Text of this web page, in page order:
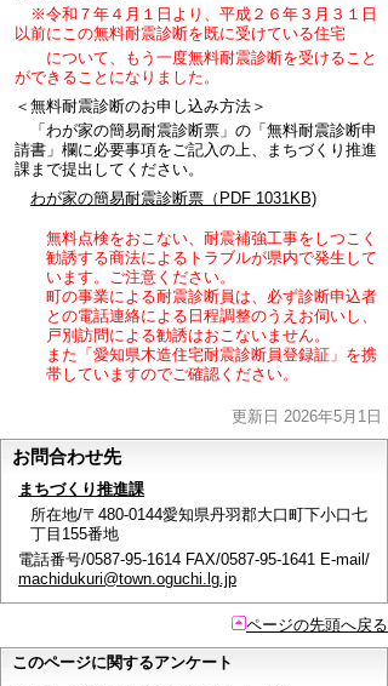
※令和７年４月１日より、平成２６年３月３１日
以前にこの無料耐震診断を既に受けている住宅
について、もう一度無料耐震診断を受けること
ができることになりました。
＜無料耐震診断のお申し込み方法＞
「わが家の簡易耐震診断票」の「無料耐震診断申
請書」欄に必要事項をご記入の上、まちづくり推進
課まで提出してください。
わが家の簡易耐震診断票（PDF 1031KB)
無料点検をおこない、耐震補強工事をしつこく
勧誘する商法によるトラブルが県内で発生して
います。ご注意ください。
町の事業による耐震診断員は、必ず診断申込者
との電話連絡による日程調整のうえお伺いし、
戸別訪問による勧誘はおこないません。
また「愛知県木造住宅耐震診断員登録証」を携
帯していますのでご確認ください。
更新日 2026年5月1日
お問合わせ先
まちづくり推進課
所在地/〒480-0144愛知県丹羽郡大口町下小口七
丁目155番地
電話番号/0587-95-1614 FAX/0587-95-1641 E-mail/
machidukuri@town.oguchi.lg.jp
ページの先頭へ戻る
このページに関するアンケート